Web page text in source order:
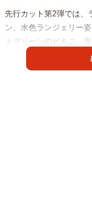
先行カット第2弾では、
ン、水色ランジェリー
トグリーンのビキニ、
食べる姿の4枚が公開
すきー？ 先行カット第